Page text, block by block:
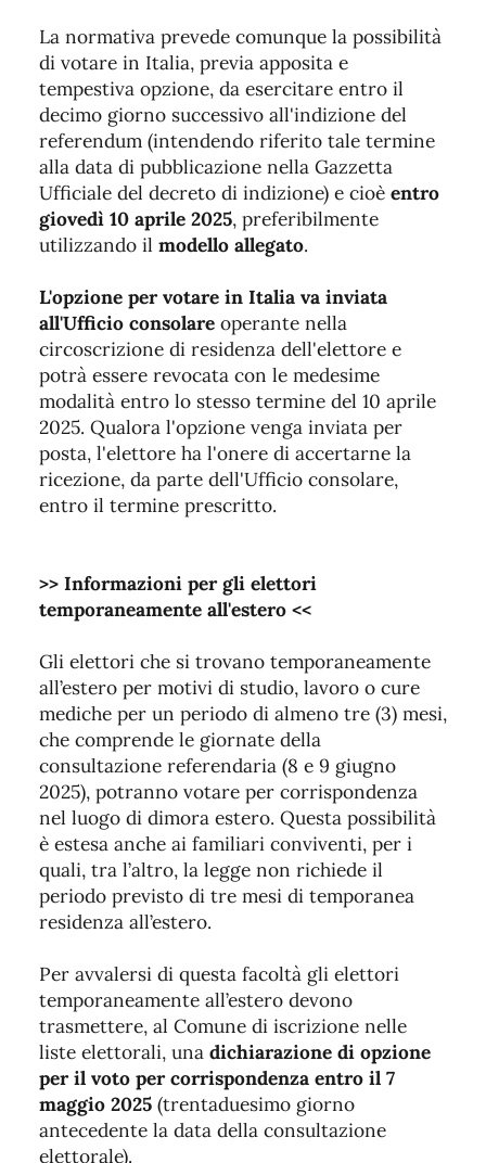
La normativa prevede comunque la possibilità
di votare in Italia, previa apposita e
tempestiva opzione, da esercitare entro il
decimo giorno successivo all'indizione del
referendum (intendendo riferito tale termine
alla data di pubblicazione nella Gazzetta
Ufficiale del decreto di indizione) e cioè entro
giovedì 10 aprile 2025, preferibilmente
utilizzando il modello allegato.
L'opzione per votare in Italia va inviata
all'Ufficio consolare operante nella
circoscrizione di residenza dell'elettore e
potrà essere revocata con le medesime
modalità entro lo stesso termine del 10 aprile
2025. Qualora l'opzione venga inviata per
posta, l'elettore ha l'onere di accertarne la
ricezione, da parte dell'Ufficio consolare,
entro il termine prescritto.
>> Informazioni per gli elettori
temporaneamente all'estero <<
Gli elettori che si trovano temporaneamente
all’estero per motivi di studio, lavoro o cure
mediche per un periodo di almeno tre (3) mesi,
che comprende le giornate della
consultazione referendaria (8 e 9 giugno
2025), potranno votare per corrispondenza
nel luogo di dimora estero. Questa possibilità
è estesa anche ai familiari conviventi, per i
quali, tra l’altro, la legge non richiede il
periodo previsto di tre mesi di temporanea
residenza all’estero.
Per avvalersi di questa facoltà gli elettori
temporaneamente all’estero devono
trasmettere, al Comune di iscrizione nelle
liste elettorali, una dichiarazione di opzione
per il voto per corrispondenza entro il 7
maggio 2025 (trentaduesimo giorno
antecedente la data della consultazione
elettorale).